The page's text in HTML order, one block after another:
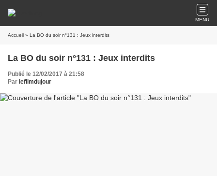
MENU
Accueil » La BO du soir n°131 : Jeux interdits
La BO du soir n°131 : Jeux interdits
Publié le 12/02/2017 à 21:58
Par lefilmdujour